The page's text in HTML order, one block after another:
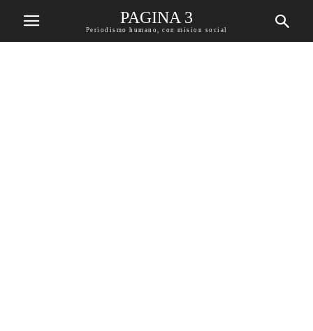
PAGINA 3
Periodismo humano, con mision social